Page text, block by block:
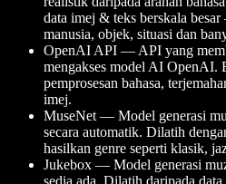
data imej & teks berskala
manusia, objek, situasi dan
OpenAI API — API yang
mengakses model AI OpenAI.
pemprosesan bahasa,
imej.
MuseNet — Model generasi
secara automatik. Dilatih
hasilkan genre seperti klasik,
Jukebox — Model generasi
sedia ada. Dilatih daripada